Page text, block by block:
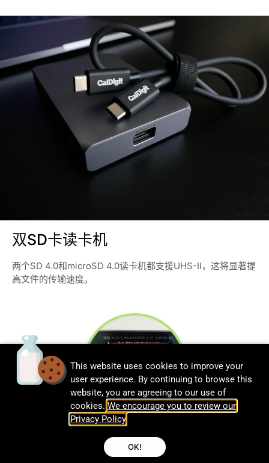
双SD卡读卡机
两个SD 4.0和microSD 4.0读卡机都支援UHS-II，这将显著提
高文件的传输速度。
This website uses cookies to improve your
user experience. By continuing to browse this
website, you are agreeing to our use of
cookies. We encourage you to review our
Privacy Policy
OK!